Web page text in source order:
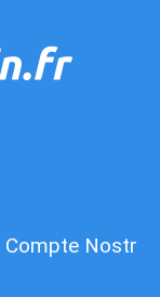
Compte Nostr